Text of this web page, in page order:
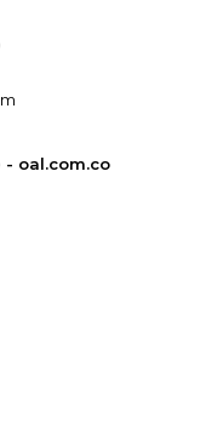
oal.com.co